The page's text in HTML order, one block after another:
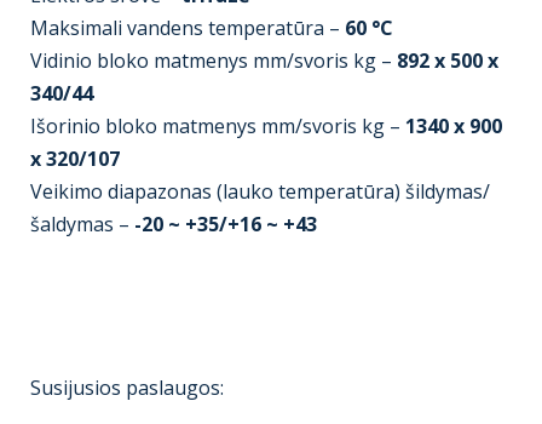
Maksimali vandens temperatūra – 60 °C
Vidinio bloko matmenys mm/svoris kg – 892 x 500 x
340/44
Išorinio bloko matmenys mm/svoris kg – 1340 x 900
x 320/107
Veikimo diapazonas (lauko temperatūra) šildymas/
šaldymas – -20 ~ +35/+16 ~ +43
Susijusios paslaugos: